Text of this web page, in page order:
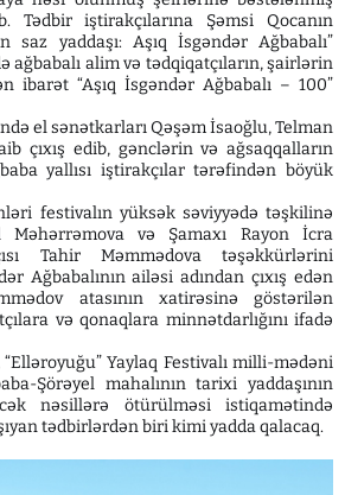
Tədbir iştirakçılarına Şəmsi Qocanın
yaddaşı: Aşıq İsgəndər Ağbabalı”
ağbabalı alim və tədqiqatçıların, şairlərin
ibarət “Aşıq İsgəndər Ağbabalı – 100”
el sənətkarları Qəşəm İsaoğlu, Telman
çıxış edib, gənclərin və ağsaqqalların
yallısı iştirakçılar tərəfindən böyük
festivalın yüksək səviyyədə təşkilinə
və Şamaxı Rayon İcra
Tahir Məmmədova təşəkkürlərini
Ağbabalının ailəsi adından çıxış edən
atasının xatirəsinə göstərilən
və qonaqlara minnətdarlığını ifadə
Yaylaq Festivalı milli-mədəni
Şörəyel mahalının tarixi yaddaşının
nəsillərə ötürülməsi istiqamətində
tədbirlərdən biri kimi yadda qalacaq.